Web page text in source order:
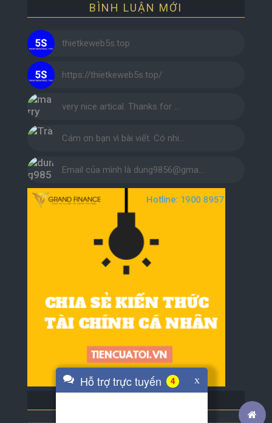
BÌNH LUẬN MỚI
thietkeweb5s.top
https://thietkeweb5s.top/
very nice artical. Thanks for …
Cám ơn bạn vì bài viết. Có nhi…
Email của mình là dung9856@gma…
Hỗ trợ trực tuyến 4 x